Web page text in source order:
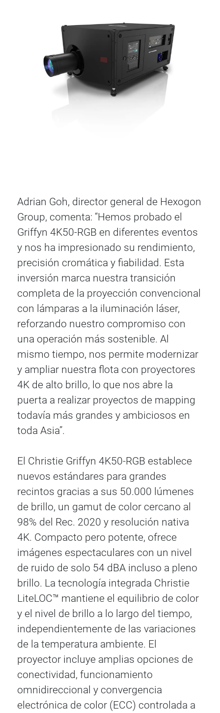
Adrian Goh, director general de Hexogon
Group, comenta: “Hemos probado el
Griffyn 4K50-RGB en diferentes eventos
y nos ha impresionado su rendimiento,
precisión cromática y fiabilidad. Esta
inversión marca nuestra transición
completa de la proyección convencional
con lámparas a la iluminación láser,
reforzando nuestro compromiso con
una operación más sostenible. Al
mismo tiempo, nos permite modernizar
y ampliar nuestra flota con proyectores
4K de alto brillo, lo que nos abre la
puerta a realizar proyectos de mapping
todavía más grandes y ambiciosos en
toda Asia”.
El Christie Griffyn 4K50-RGB establece
nuevos estándares para grandes
recintos gracias a sus 50.000 lúmenes
de brillo, un gamut de color cercano al
98% del Rec. 2020 y resolución nativa
4K. Compacto pero potente, ofrece
imágenes espectaculares con un nivel
de ruido de solo 54 dBA incluso a pleno
brillo. La tecnología integrada Christie
LiteLOC™ mantiene el equilibrio de color
y el nivel de brillo a lo largo del tiempo,
independientemente de las variaciones
de la temperatura ambiente. El
proyector incluye amplias opciones de
conectividad, funcionamiento
omnidireccional y convergencia
electrónica de color (ECC) controlada a